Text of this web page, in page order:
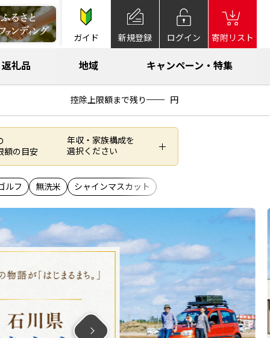
ガイド 新規登録 ログイン 寄附リスト
返礼品 地域 キャンペーン・特集
控除上限額まで残り 円
額の目安
年収・家族構成を
選択ください
ルフ 無洗米 シャインマスカット